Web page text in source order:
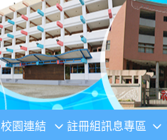
校園連結 註冊組訊息專區